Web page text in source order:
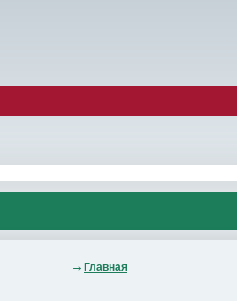
Главная